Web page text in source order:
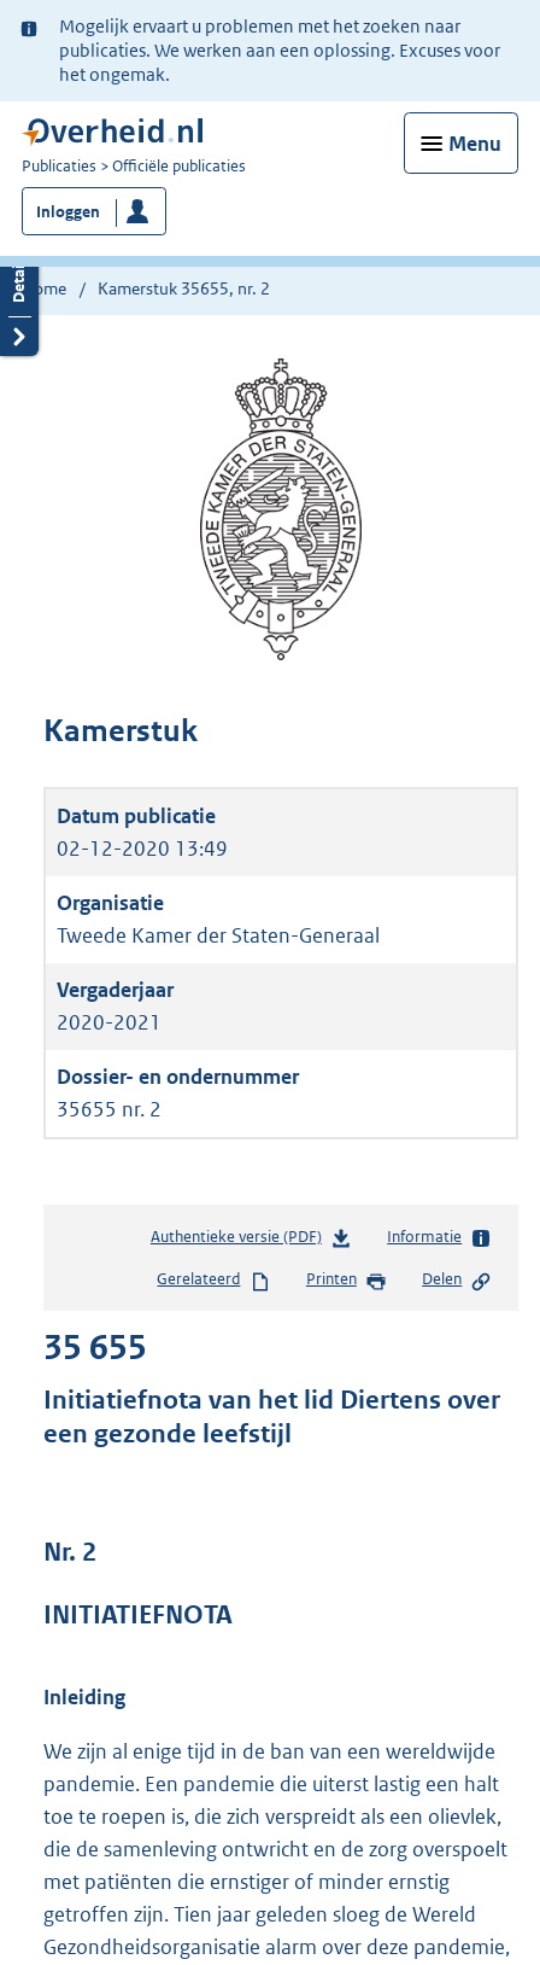
Ter
informatie:
Mogelijk ervaart u problemen met het zoeken naar
publicaties. We werken aan een oplossing. Excuses voor
het ongemak.
Menu
U
bent
nu
hier:
Publicaties Officiële publicaties
Inloggen
Home Kamerstuk 35655, nr. 2
Kamerstuk
02-12-2020 13:49
Tweede Kamer der Staten-Generaal
2020-2021
35655 nr. 2
Authentieke versie (PDF)b
s
d
s
Informatie
Gerelateerd Printen Delen
35 655
Initiatiefnota van het lid Diertens over
een gezonde leefstijl
Nr. 2
INITIATIEFNOTA
Inleiding
We zijn al enige tijd in de ban van een wereldwijde
pandemie. Een pandemie die uiterst lastig een halt
toe te roepen is, die zich verspreidt als een olievlek,
die de samenleving ontwricht en de zorg overspoelt
met patiënten die ernstiger of minder ernstig
getroffen zijn. Tien jaar geleden sloeg de Wereld
Gezondheidsorganisatie alarm over deze pandemie,